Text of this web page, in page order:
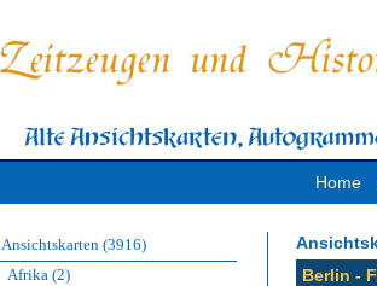
Home
Ansichtskarten (3916)
Afrika (2)
Berlin -